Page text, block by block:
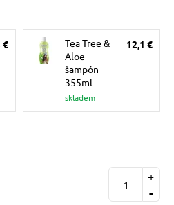
€
Tea Tree &
Aloe
šampón
355ml
skladem
12,1 €
-
+